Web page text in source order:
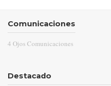
Comunicaciones
4 Ojos Comunicaciones
Destacado